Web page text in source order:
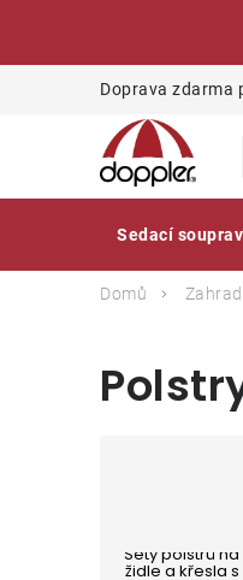
Doprava zdarma
Sedací
Domů
Sety polstrů na
židle a křesla s